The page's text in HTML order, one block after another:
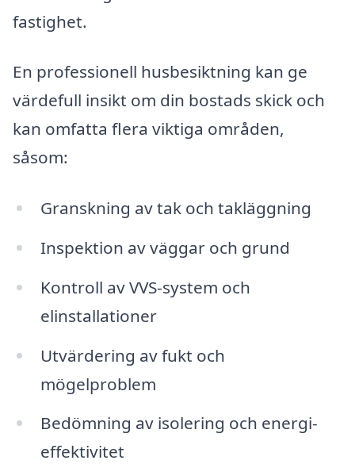
fastighet.
En professionell husbesiktning kan ge
värdefull insikt om din bostads skick och
kan omfatta flera viktiga områden,
såsom:
Granskning av tak och takläggning
Inspektion av väggar och grund
Kontroll av VVS-system och
elinstallationer
Utvärdering av fukt och
mögelproblem
Bedömning av isolering och energi-
effektivitet